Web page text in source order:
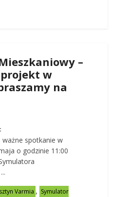
–
w
na
spotkanie w
o godzinie 11:00
Varmia , Symulator